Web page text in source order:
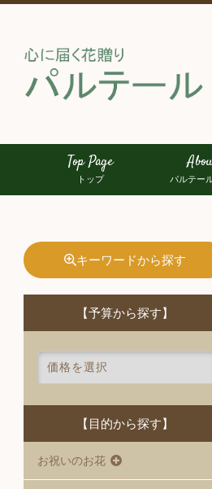
Top Page
トップ パルテー
キーワードから探す
【予算から探す】
【目的から探す】
お祝いのお花